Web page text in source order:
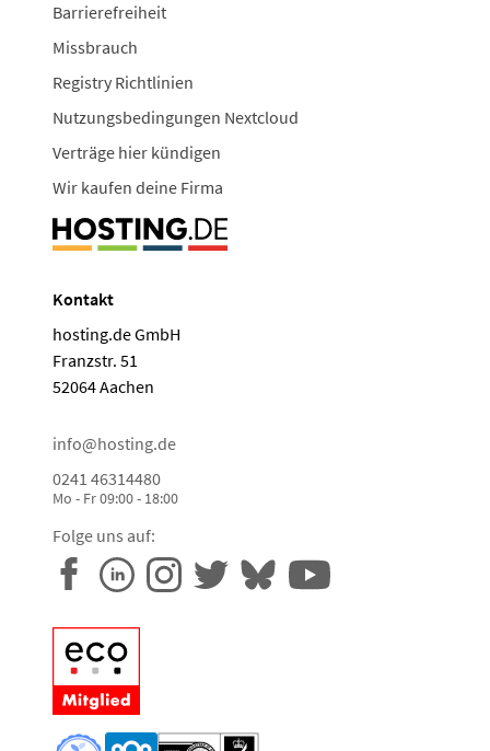
Barrierefreiheit
Missbrauch
Registry Richtlinien
Nutzungsbedingungen Nextcloud
Verträge hier kündigen
Wir kaufen deine Firma
Kontakt
hosting.de GmbH
Franzstr. 51
52064 Aachen
info@hosting.de
0241 46314480
Mo - Fr 09:00 - 18:00
Folge uns auf: